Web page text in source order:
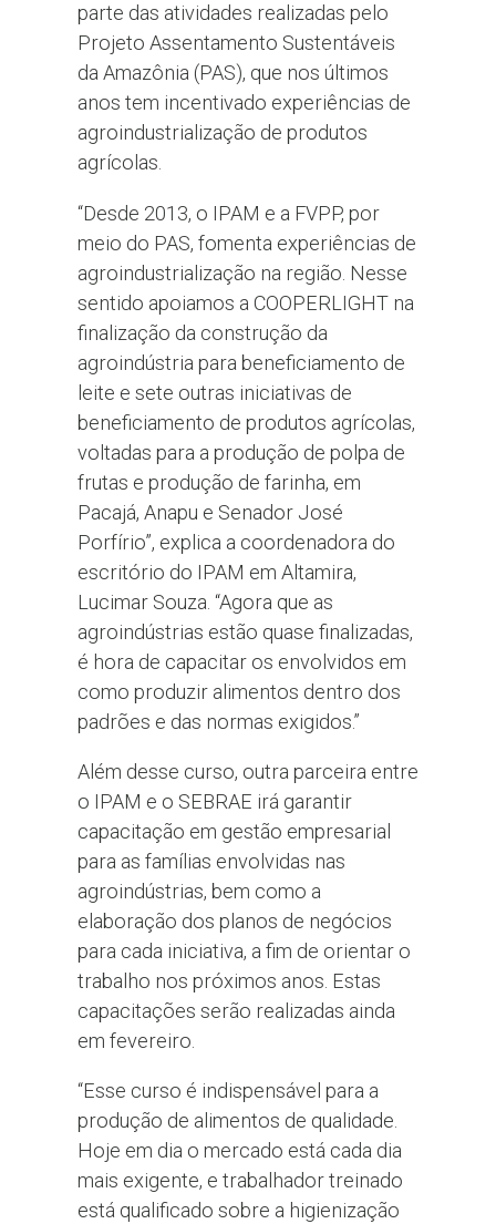
parte das atividades realizadas pelo
Projeto Assentamento Sustentáveis
da Amazônia (PAS), que nos últimos
anos tem incentivado experiências de
agroindustrialização de produtos
agrícolas.
“Desde 2013, o IPAM e a FVPP, por
meio do PAS, fomenta experiências de
agroindustrialização na região. Nesse
sentido apoiamos a COOPERLIGHT na
finalização da construção da
agroindústria para beneficiamento de
leite e sete outras iniciativas de
beneficiamento de produtos agrícolas,
voltadas para a produção de polpa de
frutas e produção de farinha, em
Pacajá, Anapu e Senador José
Porfírio”, explica a coordenadora do
escritório do IPAM em Altamira,
Lucimar Souza. “Agora que as
agroindústrias estão quase finalizadas,
é hora de capacitar os envolvidos em
como produzir alimentos dentro dos
padrões e das normas exigidos.”
Além desse curso, outra parceira entre
o IPAM e o SEBRAE irá garantir
capacitação em gestão empresarial
para as famílias envolvidas nas
agroindústrias, bem como a
elaboração dos planos de negócios
para cada iniciativa, a fim de orientar o
trabalho nos próximos anos. Estas
capacitações serão realizadas ainda
em fevereiro.
“Esse curso é indispensável para a
produção de alimentos de qualidade.
Hoje em dia o mercado está cada dia
mais exigente, e trabalhador treinado
está qualificado sobre a higienização